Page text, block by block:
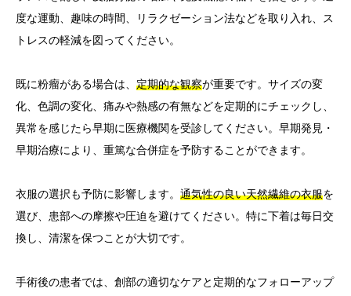
度な運動、趣味の時間、リラクゼーション法などを取り入れ、ス
トレスの軽減を図ってください。
既に粉瘤がある場合は、 定期的な観察が重要です。サイズの変
化、色調の変化、痛みや熱感の有無などを定期的にチェックし、
異常を感じたら早期に医療機関を受診してください。早期発見・
早期治療により、重篤な合併症を予防することができます。
衣服の選択も予防に影響します。 通気性の良い天然繊維の衣服を
選び、患部への摩擦や圧迫を避けてください。特に下着は毎日交
換し、清潔を保つことが大切です。
手術後の患者では、創部の適切なケアと定期的なフォローアップ